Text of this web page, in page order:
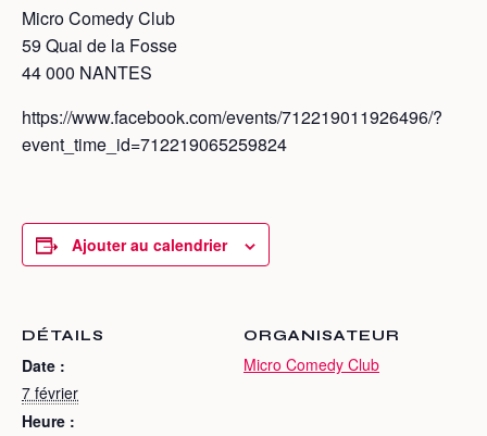
Micro Comedy Club
59 Quai de la Fosse
44 000 NANTES
https://www.facebook.com/events/712219011926496/?
event_time_id=712219065259824
Ajouter au calendrier
DÉTAILS
Date :
7 février
Heure :
ORGANISATEUR
Micro Comedy Club